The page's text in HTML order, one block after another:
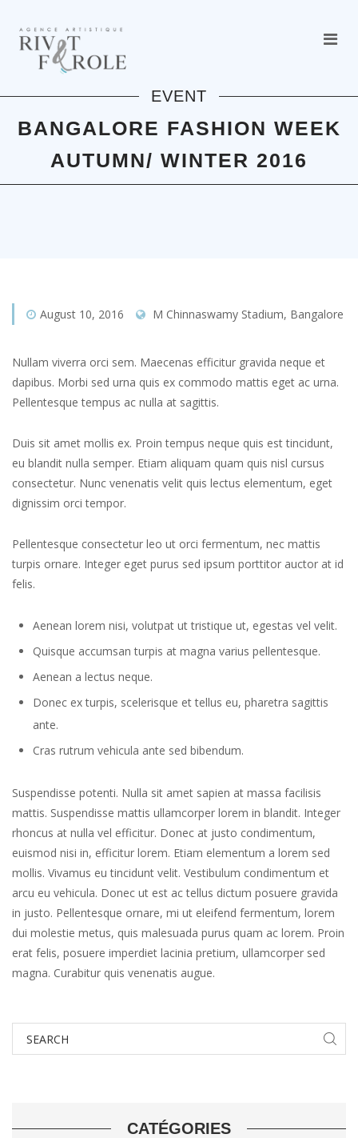
EVENT
BANGALORE FASHION WEEK
AUTUMN/ WINTER 2016
August 10, 2016 M Chinnaswamy Stadium, Bangalore
Nullam viverra orci sem. Maecenas efficitur gravida neque et
dapibus. Morbi sed urna quis ex commodo mattis eget ac urna.
Pellentesque tempus ac nulla at sagittis.
Duis sit amet mollis ex. Proin tempus neque quis est tincidunt,
eu blandit nulla semper. Etiam aliquam quam quis nisl cursus
consectetur. Nunc venenatis velit quis lectus elementum, eget
dignissim orci tempor.
Pellentesque consectetur leo ut orci fermentum, nec mattis
turpis ornare. Integer eget purus sed ipsum porttitor auctor at id
felis.
Aenean lorem nisi, volutpat ut tristique ut, egestas vel velit.
Quisque accumsan turpis at magna varius pellentesque.
Aenean a lectus neque.
Donec ex turpis, scelerisque et tellus eu, pharetra sagittis
ante.
Cras rutrum vehicula ante sed bibendum.
Suspendisse potenti. Nulla sit amet sapien at massa facilisis
mattis. Suspendisse mattis ullamcorper lorem in blandit. Integer
rhoncus at nulla vel efficitur. Donec at justo condimentum,
euismod nisi in, efficitur lorem. Etiam elementum a lorem sed
mollis. Vivamus eu tincidunt velit. Vestibulum condimentum et
arcu eu vehicula. Donec ut est ac tellus dictum posuere gravida
in justo. Pellentesque ornare, mi ut eleifend fermentum, lorem
dui molestie metus, quis malesuada purus quam ac lorem. Proin
erat felis, posuere imperdiet lacinia pretium, ullamcorper sed
magna. Curabitur quis venenatis augue.
Search
for:
CATÉGORIES